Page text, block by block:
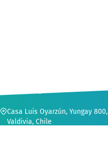
CONTACTO
Casa Luis Oyarzún, Yungay 800,
Valdivia, Chile